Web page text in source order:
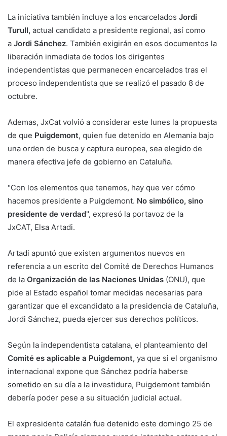
La iniciativa también incluye a los encarcelados Jordi
Turull, actual candidato a presidente regional, así como
a Jordi Sánchez. También exigirán en esos documentos la
liberación inmediata de todos los dirigentes
independentistas que permanecen encarcelados tras el
proceso independentista que se realizó el pasado 8 de
octubre.
Ademas, JxCat volvió a considerar este lunes la propuesta
de que Puigdemont, quien fue detenido en Alemania bajo
una orden de busca y captura europea, sea elegido de
manera efectiva jefe de gobierno en Cataluña.
"Con los elementos que tenemos, hay que ver cómo
hacemos presidente a Puigdemont. No simbólico, sino
presidente de verdad", expresó la portavoz de la
JxCAT, Elsa Artadi.
Artadi apuntó que existen argumentos nuevos en
referencia a un escrito del Comité de Derechos Humanos
de la Organización de las Naciones Unidas (ONU), que
pide al Estado español tomar medidas necesarias para
garantizar que el excandidato a la presidencia de Cataluña,
Jordi Sánchez, pueda ejercer sus derechos políticos.
Según la independentista catalana, el planteamiento del
Comité es aplicable a Puigdemont, ya que si el organismo
internacional expone que Sánchez podría haberse
sometido en su día a la investidura, Puigdemont también
debería poder pese a su situación judicial actual.
El expresidente catalán fue detenido este domingo 25 de